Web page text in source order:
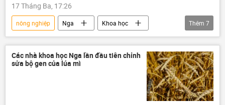
17 Tháng Ba, 17:26
nông nghiệp Nga
Khoa học
Khoa học và công nghệ
Nhà khoa học
con heo
Thế giới
chăn nuôi
vật nuôi
động vật
Thêm 7
Các nhà khoa học Nga lần đầu tiên chỉnh
sửa bộ gen của lúa mì